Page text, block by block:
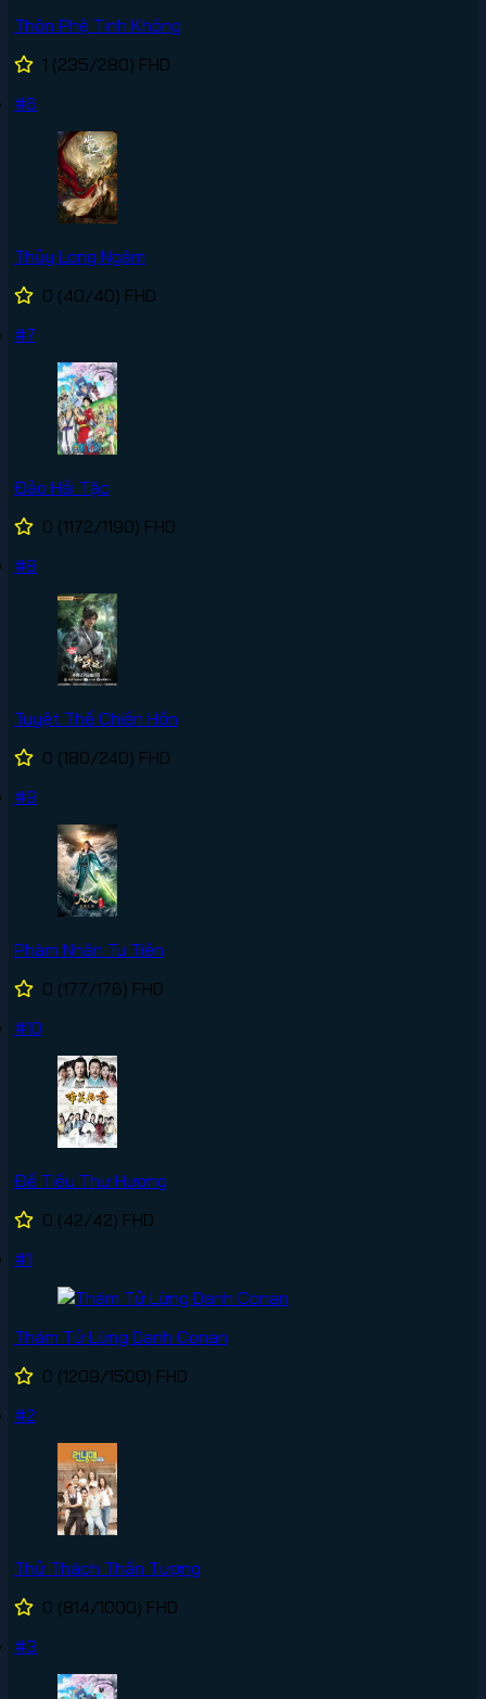
Thôn Phệ Tinh Không
1 (235/280) FHD
#6
Thủy Long Ngâm
0 (40/40) FHD
#7
Đảo Hải Tặc
0 (1172/1190) FHD
#8
Tuyệt Thế Chiến Hồn
0 (180/240) FHD
#9
Phàm Nhân Tu Tiên
0 (177/176) FHD
#10
Đề Tiếu Thư Hương
0 (42/42) FHD
#1
Thám Tử Lừng Danh Conan
0 (1209/1500) FHD
#2
Thử Thách Thần Tượng
0 (814/1000) FHD
#3